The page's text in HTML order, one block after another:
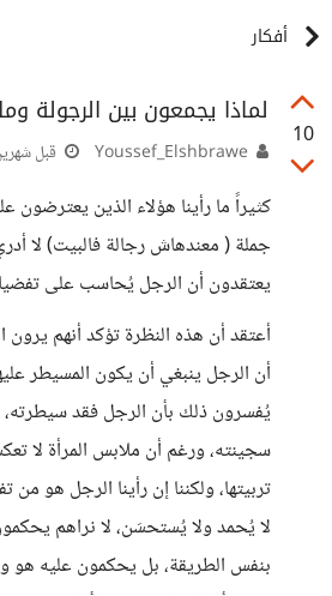
أفكار
10
لماذا يجمعون بين الرجولة
قبل
كثيراً ما رأينا هؤلاء الذين يعترضون
جملة ( معندهاش رجالة فالبيت) لا أدري
يعتقدون أن الرجل يُحاسب على
أعتقد أن هذه النظرة تؤكد أنهم
أن الرجل ينبغي أن يكون المسيطر
يُفسرون ذلك بأن الرجل فقد سيطرته،
سجينته، ورغم أن ملابس المرأة لا
تربيتها، ولكننا إن رأينا الرجل هو
لا يُحمد ولا يُستحسَن، لا نراهم
بنفس الطريقة، بل يحكمون عليه هو